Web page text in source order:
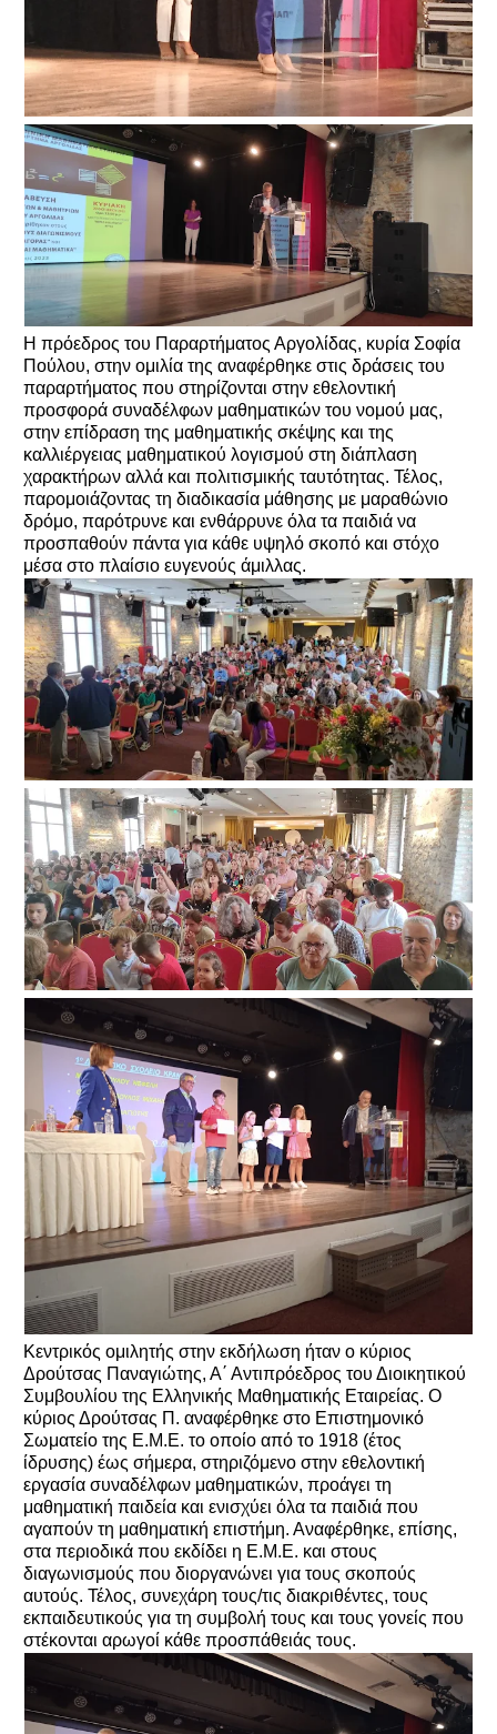
Η πρόεδρος του Παραρτήματος Αργολίδας, κυρία Σοφία
Πούλου, στην ομιλία της αναφέρθηκε στις δράσεις του
παραρτήματος που στηρίζονται στην εθελοντική
προσφορά συναδέλφων μαθηματικών του νομού μας,
στην επίδραση της μαθηματικής σκέψης και της
καλλιέργειας μαθηματικού λογισμού στη διάπλαση
χαρακτήρων αλλά και πολιτισμικής ταυτότητας. Τέλος,
παρομοιάζοντας τη διαδικασία μάθησης με μαραθώνιο
δρόμο, παρότρυνε και ενθάρρυνε όλα τα παιδιά να
προσπαθούν πάντα για κάθε υψηλό σκοπό και στόχο
μέσα στο πλαίσιο ευγενούς άμιλλας.
Κεντρικός ομιλητής στην εκδήλωση ήταν ο κύριος
Δρούτσας Παναγιώτης, Α΄ Αντιπρόεδρος του Διοικητικού
Συμβουλίου της Ελληνικής Μαθηματικής Εταιρείας. Ο
κύριος Δρούτσας Π. αναφέρθηκε στο Επιστημονικό
Σωματείο της Ε.Μ.Ε. το οποίο από το 1918 (έτος
ίδρυσης) έως σήμερα, στηριζόμενο στην εθελοντική
εργασία συναδέλφων μαθηματικών, προάγει τη
μαθηματική παιδεία και ενισχύει όλα τα παιδιά που
αγαπούν τη μαθηματική επιστήμη. Αναφέρθηκε, επίσης,
στα περιοδικά που εκδίδει η Ε.Μ.Ε. και στους
διαγωνισμούς που διοργανώνει για τους σκοπούς
αυτούς. Τέλος, συνεχάρη τους/τις διακριθέντες, τους
εκπαιδευτικούς για τη συμβολή τους και τους γονείς που
στέκονται αρωγοί κάθε προσπάθειάς τους.